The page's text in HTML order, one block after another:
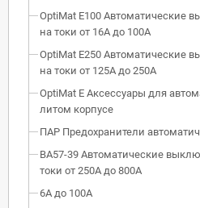
OptiMat E100 Автоматические
на токи от 16А до 100А
OptiMat E250 Автоматические
на токи от 125А до 250А
OptiMat E Аксессуары для
литом корпусе
ПАР Предохранители
ВА57-39 Автоматические
токи от 250А до 800А
6А до 100А